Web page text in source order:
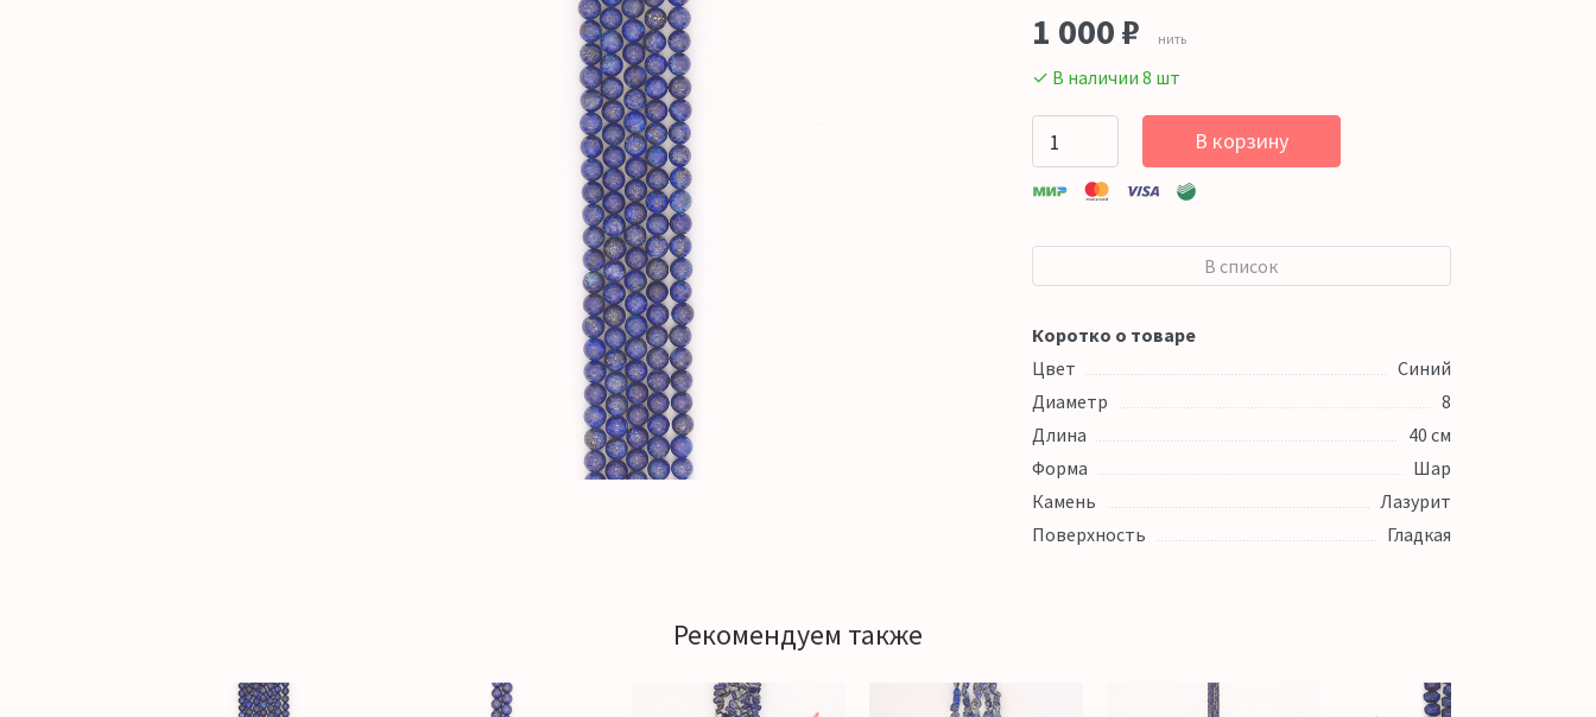
1 000 ₽ нить
✓ В наличии 8 шт
В корзину
В список
Коротко о товаре
Цвет
Синий
Диаметр
8
Длина
40 см
Форма
Шар
Камень
Лазурит
Поверхность
Гладкая
Рекомендуем также